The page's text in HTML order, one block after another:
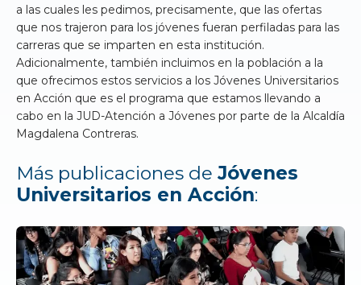
a las cuales les pedimos, precisamente, que las ofertas
que nos trajeron para los jóvenes fueran perfiladas para las
carreras que se imparten en esta institución.
Adicionalmente, también incluimos en la población a la
que ofrecimos estos servicios a los Jóvenes Universitarios
en Acción que es el programa que estamos llevando a
cabo en la JUD-Atención a Jóvenes por parte de la Alcaldía
Magdalena Contreras.
Más publicaciones de Jóvenes
Universitarios en Acción: